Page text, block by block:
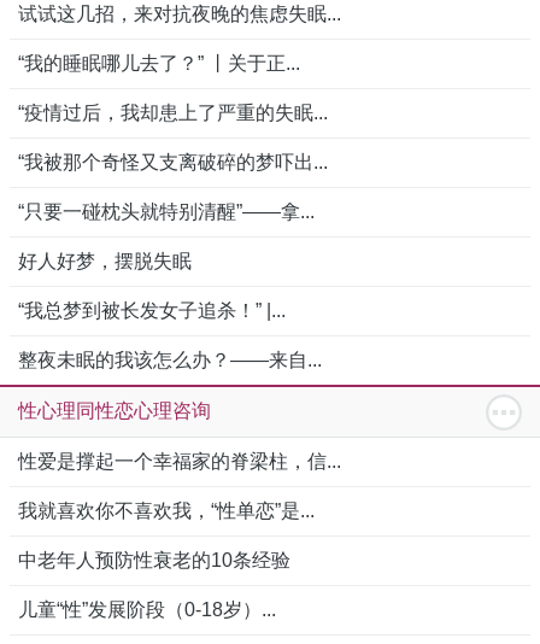
试试这几招，来对抗夜晚的焦虑失眠...
“我的睡眠哪儿去了？” 丨关于正...
“疫情过后，我却患上了严重的失眠...
“我被那个奇怪又支离破碎的梦吓出...
“只要一碰枕头就特别清醒”——拿...
好人好梦，摆脱失眠
“我总梦到被长发女子追杀！” |...
整夜未眠的我该怎么办？——来自...
性心理同性恋心理咨询
性爱是撑起一个幸福家的脊梁柱，信...
我就喜欢你不喜欢我，“性单恋”是...
中老年人预防性衰老的10条经验
儿童“性”发展阶段（0-18岁）...